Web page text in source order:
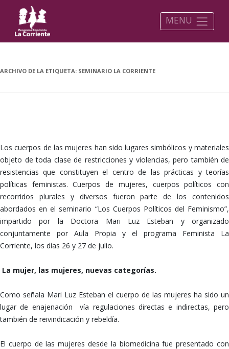
MENU
ARCHIVO DE LA ETIQUETA: SEMINARIO LA CORRIENTE
Los cuerpos de las mujeres han sido lugares simbólicos y materiales
objeto de toda clase de restricciones y violencias, pero también de
resistencias que constituyen el centro de las prácticas y teorías
políticas feministas. Cuerpos de mujeres, cuerpos políticos con
recorridos plurales y diversos fueron parte de los contenidos
abordados en el seminario “Los Cuerpos Políticos del Feminismo”,
impartido por la Doctora Mari Luz Esteban y organizado
conjuntamente por Aula Propia y el programa Feminista La
Corriente, los días 26 y 27 de julio.
La mujer, las mujeres, nuevas categorías.
Como señala Mari Luz Esteban el cuerpo de las mujeres ha sido un
lugar de enajenación vía regulaciones directas e indirectas, pero
también de reivindicación y rebeldía.
El cuerpo de las mujeres desde la biomedicina fue presentado con